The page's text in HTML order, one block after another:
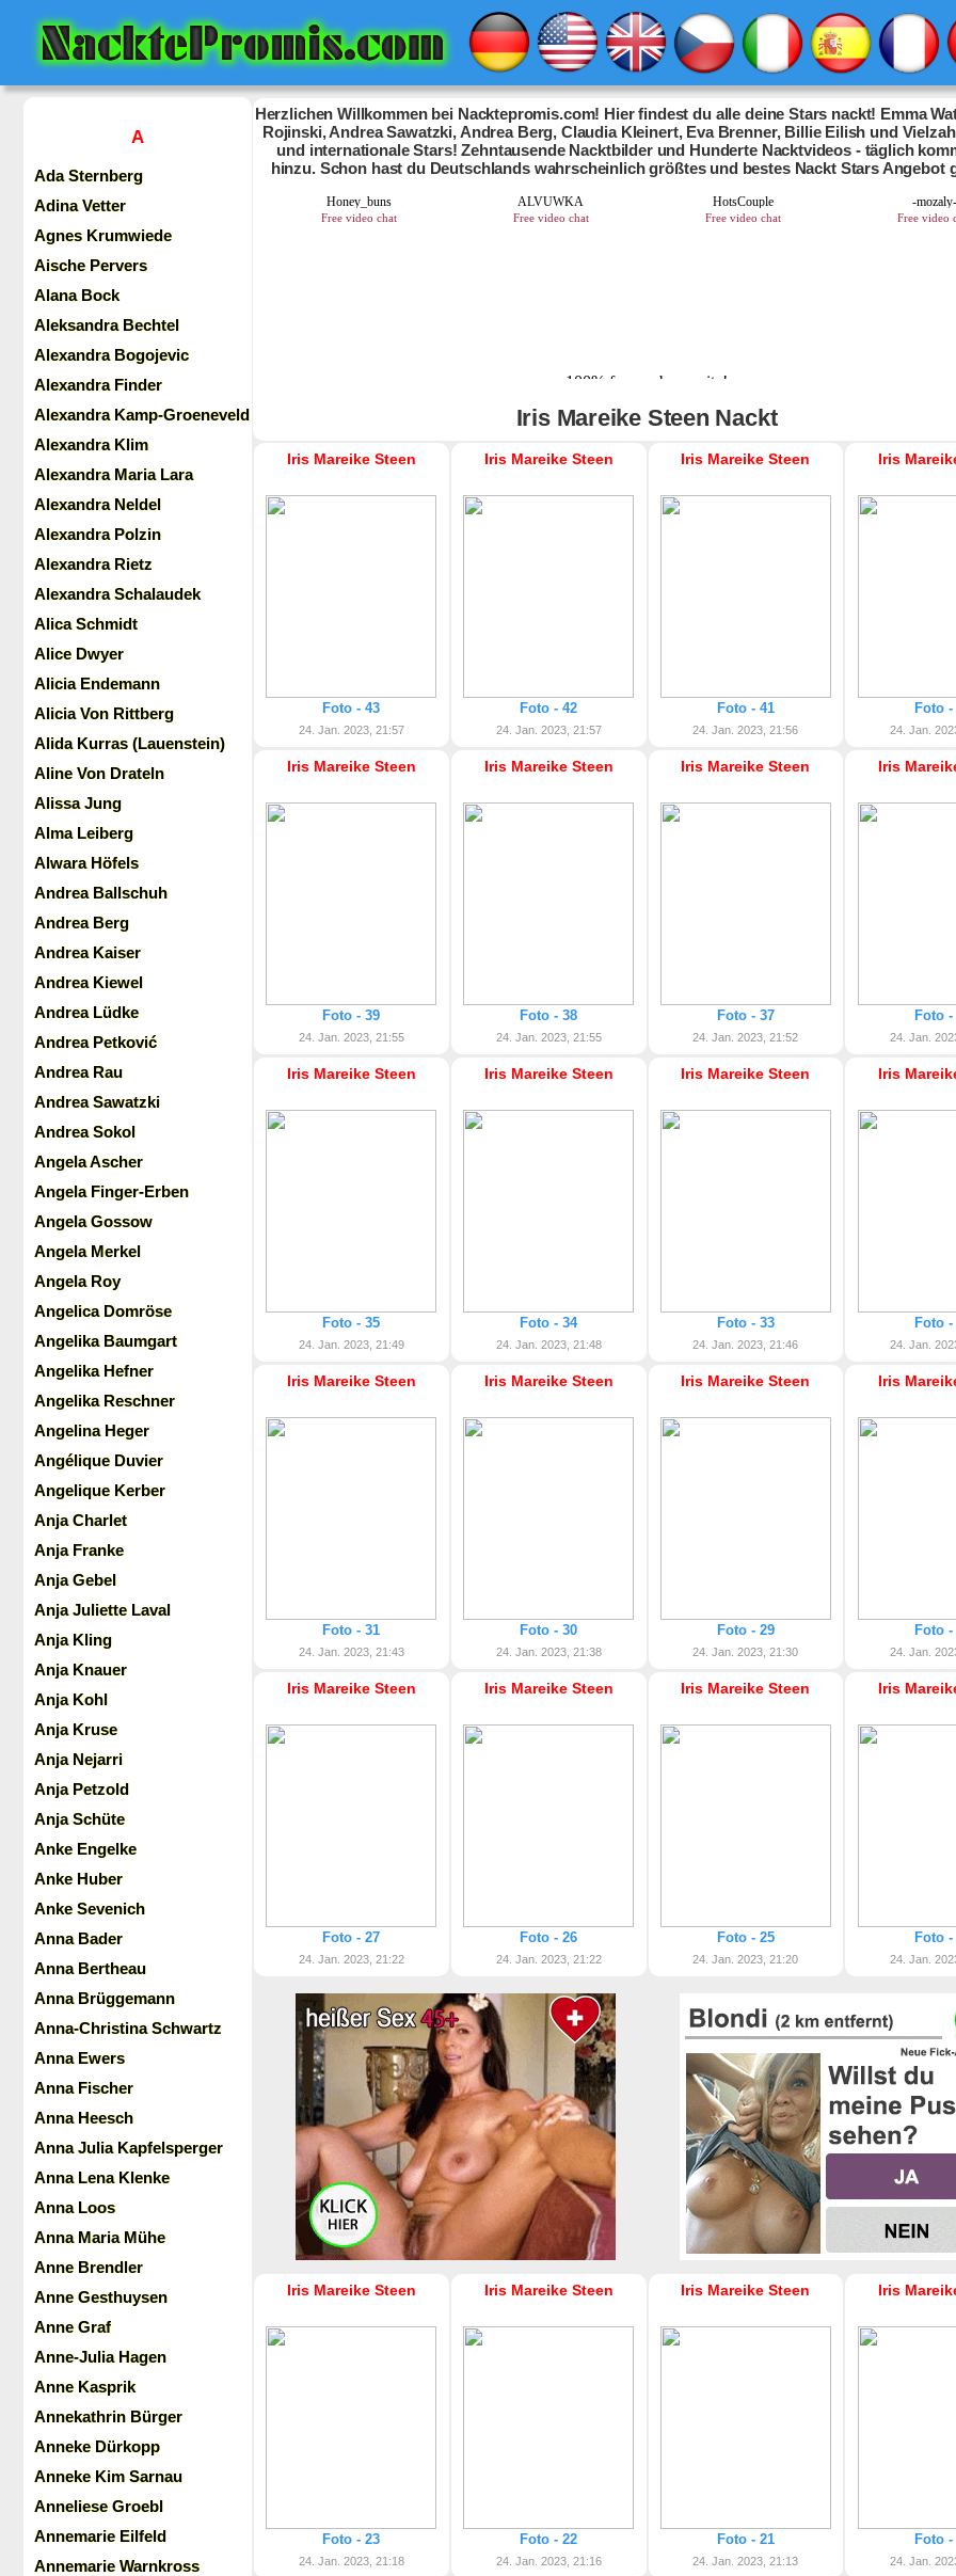
A
Ada Sternberg
Adina Vetter
Agnes Krumwiede
Aische Pervers
Alana Bock
Aleksandra Bechtel
Alexandra Bogojevic
Alexandra Finder
Alexandra Kamp-Groeneveld
Alexandra Klim
Alexandra Maria Lara
Alexandra Neldel
Alexandra Polzin
Alexandra Rietz
Alexandra Schalaudek
Alica Schmidt
Alice Dwyer
Alicia Endemann
Alicia Von Rittberg
Alida Kurras (Lauenstein)
Aline Von Drateln
Alissa Jung
Alma Leiberg
Alwara Höfels
Andrea Ballschuh
Andrea Berg
Andrea Kaiser
Andrea Kiewel
Andrea Lüdke
Andrea Petković
Andrea Rau
Andrea Sawatzki
Andrea Sokol
Angela Ascher
Angela Finger-Erben
Angela Gossow
Angela Merkel
Angela Roy
Angelica Domröse
Angelika Baumgart
Angelika Hefner
Angelika Reschner
Angelina Heger
Angélique Duvier
Angelique Kerber
Anja Charlet
Anja Franke
Anja Gebel
Anja Juliette Laval
Anja Kling
Anja Knauer
Anja Kohl
Anja Kruse
Anja Nejarri
Anja Petzold
Anja Schüte
Anke Engelke
Anke Huber
Anke Sevenich
Anna Bader
Anna Bertheau
Anna Brüggemann
Anna-Christina Schwartz
Anna Ewers
Anna Fischer
Anna Heesch
Anna Julia Kapfelsperger
Anna Lena Klenke
Anna Loos
Anna Maria Mühe
Anne Brendler
Anne Gesthuysen
Anne Graf
Anne-Julia Hagen
Anne Kasprik
Annekathrin Bürger
Anneke Dürkopp
Anneke Kim Sarnau
Anneliese Groebl
Annemarie Eilfeld
Annemarie Warnkross
Herzlichen Willkommen bei Nacktepromis.com! Hier findest du alle deine Stars nackt! Emma
Rojinski, Andrea Sawatzki, Andrea Berg, Claudia Kleinert, Eva Brenner, Billie Eilish und
und internationale Stars! Zehntausende Nacktbilder und Hunderte Nacktvideos - täglich
hinzu. Schon hast du Deutschlands wahrscheinlich größtes und bestes Nackt Stars Angebot
Iris Mareike Steen Nackt
Iris Mareike Steen
Foto - 43
24. Jan. 2023, 21:57
Iris Mareike Steen
Foto - 42
24. Jan. 2023, 21:57
Iris Mareike Steen
Foto - 41
24. Jan. 2023, 21:56
Iris
Foto -
24. Jan.
Iris Mareike Steen
Foto - 39
24. Jan. 2023, 21:55
Iris Mareike Steen
Foto - 38
24. Jan. 2023, 21:55
Iris Mareike Steen
Foto - 37
24. Jan. 2023, 21:52
Iris
Foto -
24. Jan.
Iris Mareike Steen
Foto - 35
24. Jan. 2023, 21:49
Iris Mareike Steen
Foto - 34
24. Jan. 2023, 21:48
Iris Mareike Steen
Foto - 33
24. Jan. 2023, 21:46
Iris
Foto -
24. Jan.
Iris Mareike Steen
Foto - 31
24. Jan. 2023, 21:43
Iris Mareike Steen
Foto - 30
24. Jan. 2023, 21:38
Iris Mareike Steen
Foto - 29
24. Jan. 2023, 21:30
Iris
Foto -
24. Jan.
Iris Mareike Steen
Foto - 27
24. Jan. 2023, 21:22
Iris Mareike Steen
Foto - 26
24. Jan. 2023, 21:22
Iris Mareike Steen
Foto - 25
24. Jan. 2023, 21:20
Iris
Foto -
24. Jan.
Iris Mareike Steen
Foto - 23
24. Jan. 2023, 21:18
Iris Mareike Steen
Foto - 22
24. Jan. 2023, 21:16
Iris Mareike Steen
Foto - 21
24. Jan. 2023, 21:13
Iris
Foto -
24. Jan.